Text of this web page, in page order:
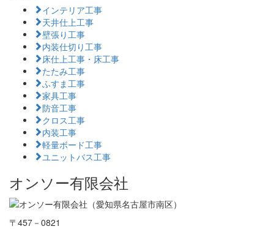
インテリア工事
天井仕上工事
壁張り工事
内装仕切り工事
床仕上工事・床工事
たたみ工事
ふすま工事
家具工事
防音工事
クロス工事
内装工事
軽量ボード工事
ユニットバス工事
オンソー有限会社
〒457－0821